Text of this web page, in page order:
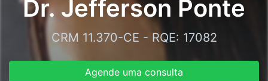
Dr. Jefferson Ponte
CRM 11.370-CE - RQE: 17082
Agende uma consulta